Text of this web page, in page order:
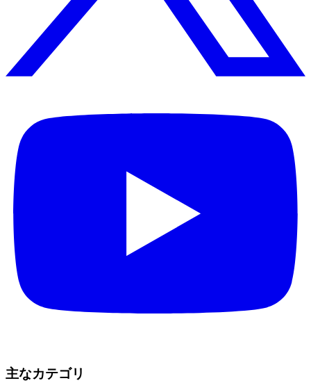
主なカテゴリ